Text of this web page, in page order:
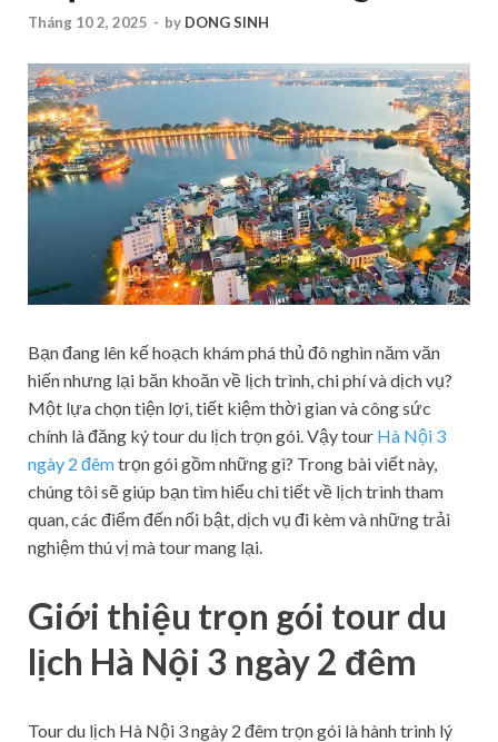
Tháng 10 2, 2025 - by DONG SINH
Bạn đang lên kế hoạch khám phá thủ đô nghìn năm văn
hiến nhưng lại băn khoăn về lịch trình, chi phí và dịch vụ?
Một lựa chọn tiện lợi, tiết kiệm thời gian và công sức
chính là đăng ký tour du lịch trọn gói. Vậy tour Hà Nội 3
ngày 2 đêmtrọn gói gồm những gì? Trong bài viết này,
chúng tôi sẽ giúp bạn tìm hiểu chi tiết về lịch trình tham
quan, các điểm đến nổi bật, dịch vụ đi kèm và những trải
nghiệm thú vị mà tour mang lại.
Giới thiệu trọn gói tour du
lịch Hà Nội 3 ngày 2 đêm
Tour du lịch Hà Nội 3 ngày 2 đêm trọn gói là hành trình lý